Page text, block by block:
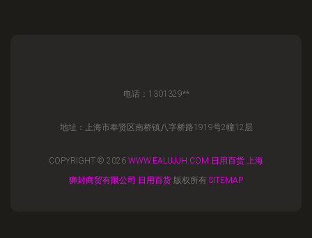
电话：1301329**
地址：上海市奉贤区南桥镇八字桥路1919号2幢12层
COPYRIGHT © 2026 WWW.EALUJJH.COM 日用百货 上海
狮封商贸有限公司 日用百货 版权所有 SITEMAP